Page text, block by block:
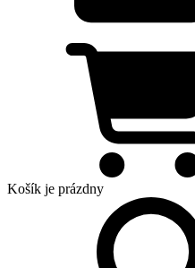
Košík je prázdny